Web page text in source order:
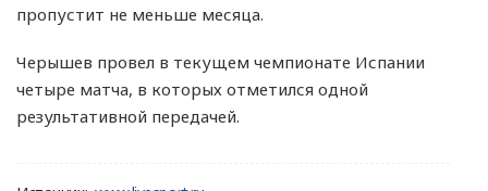
пропустит не меньше месяца.
Черышев провел в текущем чемпионате Испании
четыре матча, в которых отметился одной
результативной передачей.